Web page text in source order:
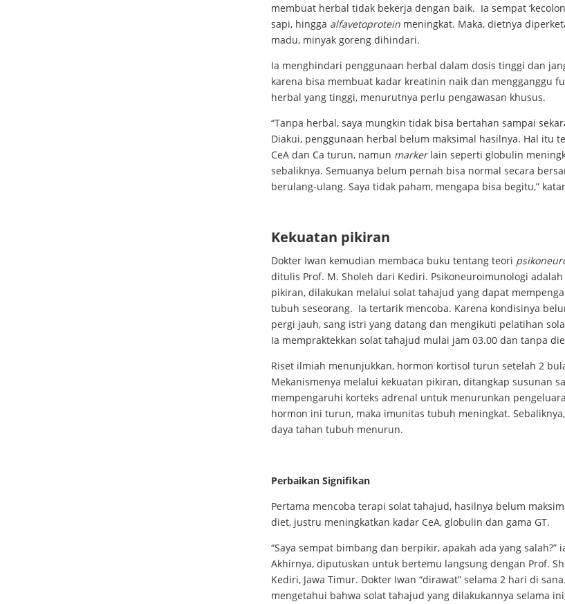
membuat herbal tidak bekerja dengan baik. Ia sempat
sapi, hingga alfavetoprotein meningkat. Maka, dietnya
madu, minyak goreng dihindari.
Ia menghindari penggunaan herbal dalam dosis tinggi dan
karena bisa membuat kadar kreatinin naik dan mengganggu
herbal yang tinggi, menurutnya perlu pengawasan khusus.
“Tanpa herbal, saya mungkin tidak bisa bertahan sampai
Diakui, penggunaan herbal belum maksimal hasilnya. Hal itu
CeA dan Ca turun, namun markerlain seperti globulin
sebaliknya. Semuanya belum pernah bisa normal secara
berulang-ulang. Saya tidak paham, mengapa bisa begitu,”
Kekuatan pikiran
Dokter Iwan kemudian membaca buku tentang teori
ditulis Prof. M. Sholeh dari Kediri. Psikoneuroimunologi
pikiran, dilakukan melalui solat tahajud yang dapat
tubuh seseorang. Ia tertarik mencoba. Karena kondisinya
pergi jauh, sang istri yang datang dan mengikuti pelatihan
Ia mempraktekkan solat tahajud mulai jam 03.00 dan tanpa
Riset ilmiah menunjukkan, hormon kortisol turun setelah 2
Mekanismenya melalui kekuatan pikiran, ditangkap susunan
mempengaruhi korteks adrenal untuk menurunkan
hormon ini turun, maka imunitas tubuh meningkat.
daya tahan tubuh menurun.
Perbaikan Signifikan
Pertama mencoba terapi solat tahajud, hasilnya belum
diet, justru meningkatkan kadar CeA, globulin dan gama GT.
“Saya sempat bimbang dan berpikir, apakah ada yang salah?”
Akhirnya, diputuskan untuk bertemu langsung dengan Prof.
Kediri, Jawa Timur. Dokter Iwan “dirawat” selama 2 hari di
mengetahui bahwa solat tahajud yang dilakukannya selama